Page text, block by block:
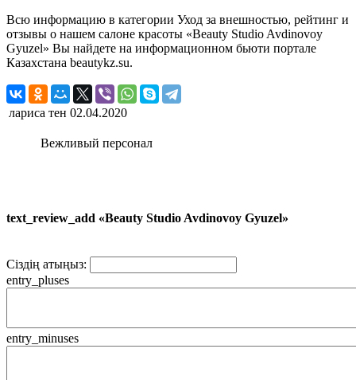
Всю информацию в категории Уход за внешностью, рейтинг и
отзывы о нашем салоне красоты «Beauty Studio Avdinovoy
Gyuzel» Вы найдете на информационном бьюти портале
Казахстана beautykz.su.
лариса тен 02.04.2020
Вежливый персонал
text_review_add «Beauty Studio Avdinovoy Gyuzel»
Сіздің атыңыз:
entry_pluses
entry_minuses